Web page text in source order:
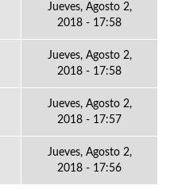
Jueves, Agosto 2,
2018 - 17:58
Jueves, Agosto 2,
2018 - 17:58
Jueves, Agosto 2,
2018 - 17:57
Jueves, Agosto 2,
2018 - 17:56